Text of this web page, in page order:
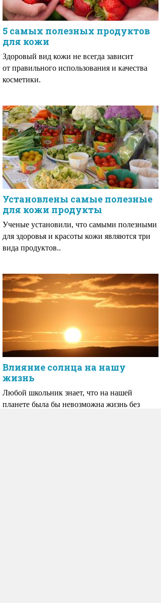
5 самых полезных продуктов
для кожи
Здоровый вид кожи не всегда зависит
от правильного использования и качества
косметики.
Установлены самые полезные
для кожи продукты
Ученые установили, что самыми полезными
для здоровья и красоты кожи являются три
вида продуктов..
Влияние солнца на нашу
жизнь
Любой школьник знает, что на нашей
планете была бы невозможна жизнь без